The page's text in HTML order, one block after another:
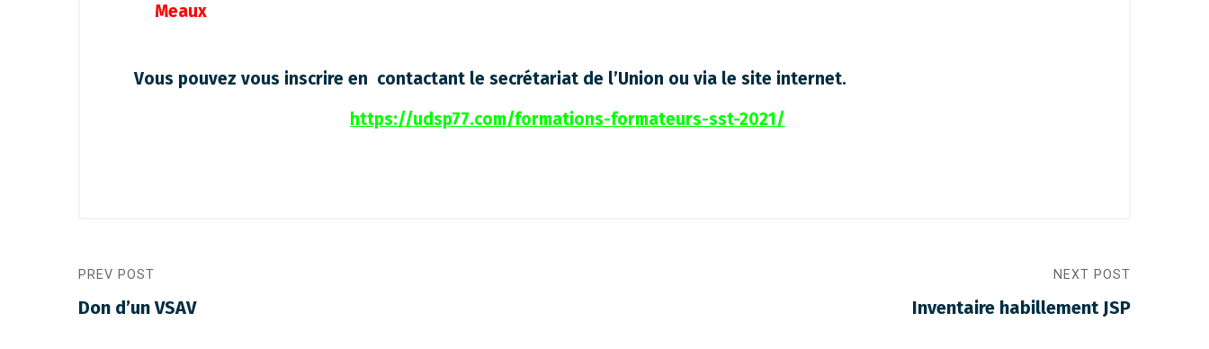
Meaux
Vous pouvez vous inscrire en contactant le secrétariat de l’Union ou via le site internet.
https://udsp77.com/formations-formateurs-sst-2021/
PREV POST
Don d’un VSAV
NEXT POST
Inventaire habillement JSP